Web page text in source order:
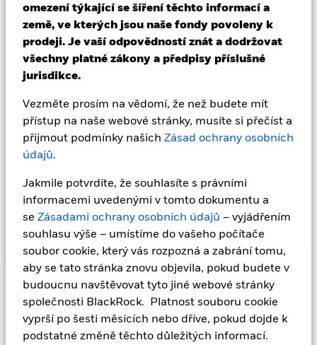
omezení týkající se šíření těchto informací a
země, ve kterých jsou naše fondy povoleny k
prodeji. Je vaší odpovědností znát a dodržovat
všechny platné zákony a předpisy příslušné
jurisdikce.
Vezměte prosím na vědomí, že než budete mít
přístup na naše webové stránky, musíte si přečíst a
přijmout podmínky našich Zásad ochrany osobních
údajů.
Jakmile potvrdíte, že souhlasíte s právními
informacemi uvedenými v tomto dokumentu a
se Zásadami ochrany osobních údajů – vyjádřením
souhlasu výše – umístíme do vašeho počítače
soubor cookie, který vás rozpozná a zabrání tomu,
aby se tato stránka znovu objevila, pokud budete v
budoucnu navštěvovat tyto jiné webové stránky
společnosti BlackRock. Platnost souboru cookie
vyprší po šesti měsících nebo dříve, pokud dojde k
podstatné změně těchto důležitých informací.
papíry s krátkodobou splatností). Cenné papíry spojené s
pevným výnosem zahrnují derivátové finanční nástroje (FDI)
(tj. investice, jejichž ceny jsou založeny na jednom nebo na
více podkladových aktivech). Fond se zaměří na nevládní
cenné papíry s pevným výnosem a rovněž bude mít expozici
vůči cenným papírům s pevným výnosem vlád a vládních
zásady ESG, jak jsou uvedeny v prospektu, a mimo jiného
bude usilovat o to, aby alespoň 90 % celkových aktiv fondu
splňovalo kritéria fondu v oblasti životního prostředí,
společenské odpovědnosti a řádné správy („ESG“) (pokud jde
FDI). Fond zaujímá pro udržitelné investování přístup, který
nejlepší emitenty (z hlediska ESG) pro každý příslušný sektor
činnosti (aniž by kterýkoli sektor činnosti vyloučil).
Důležité informace: Rizikový kapitál.Hodnota investic a
příjmů z nich může klesat i stoupat a není zaručena. Investoři
nemusí získat zpět částku, kterou původně investovali.
Úvěrové riziko, změny úrokových sazeb nebo prodlení